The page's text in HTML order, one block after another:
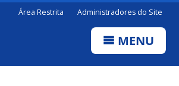
Área Restrita Administradores do Site
MENU